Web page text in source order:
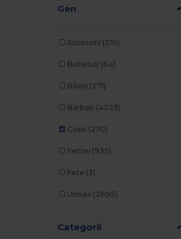
Gen
Accesorii (510)
Bebeluși (64)
Băieți (271)
Bărbați (4223)
Copii (270)
Femei (935)
Fete (3)
Unisex (2695)
Categorii